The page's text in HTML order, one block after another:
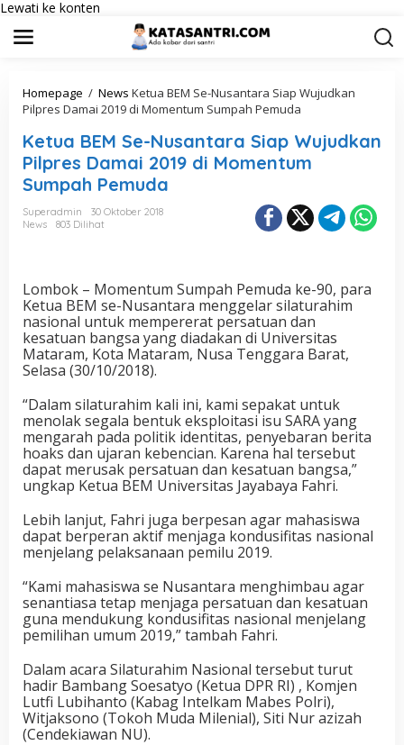
Lewati ke konten
Homepage / News Ketua BEM Se-Nusantara Siap Wujudkan
Pilpres Damai 2019 di Momentum Sumpah Pemuda
Ketua BEM Se-Nusantara Siap Wujudkan
Pilpres Damai 2019 di Momentum
Sumpah Pemuda
Superadmin
30 Oktober 2018
News
803 Dilihat
Lombok – Momentum Sumpah Pemuda ke-90, para
Ketua BEM se-Nusantara menggelar silaturahim
nasional untuk mempererat persatuan dan
kesatuan bangsa yang diadakan di Universitas
Mataram, Kota Mataram, Nusa Tenggara Barat,
Selasa (30/10/2018).
“Dalam silaturahim kali ini, kami sepakat untuk
menolak segala bentuk eksploitasi isu SARA yang
mengarah pada politik identitas, penyebaran berita
hoaks dan ujaran kebencian. Karena hal tersebut
dapat merusak persatuan dan kesatuan bangsa,”
ungkap Ketua BEM Universitas Jayabaya Fahri.
Lebih lanjut, Fahri juga berpesan agar mahasiswa
dapat berperan aktif menjaga kondusifitas nasional
menjelang pelaksanaan pemilu 2019.
“Kami mahasiswa se Nusantara menghimbau agar
senantiasa tetap menjaga persatuan dan kesatuan
guna mendukung kondusifitas nasional menjelang
pemilihan umum 2019,” tambah Fahri.
Dalam acara Silaturahim Nasional tersebut turut
hadir Bambang Soesatyo (Ketua DPR RI) , Komjen
Lutfi Lubihanto (Kabag Intelkam Mabes Polri),
Witjaksono (Tokoh Muda Milenial), Siti Nur azizah
(Cendekiawan NU).